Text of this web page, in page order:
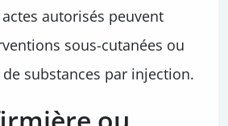
autorisés peuvent
sous-cutanées ou
substances par injection.